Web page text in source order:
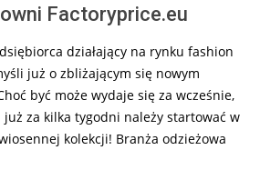
Factoryprice.eu
działający na rynku fashion
już o zbliżającym się nowym
być może wydaje się za wcześnie,
za kilka tygodni należy startować w
kolekcji! Branża odzieżowa